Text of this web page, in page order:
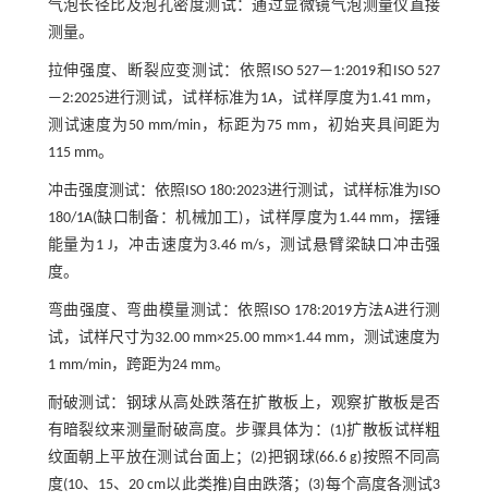
气泡长径比及泡孔密度测试：通过显微镜气泡测量仪直接
测量。
拉伸强度、断裂应变测试：依照ISO 527—1:2019和ISO 527
—2:2025进行测试，试样标准为1A，试样厚度为1.41 mm，
测试速度为50 mm/min，标距为75 mm，初始夹具间距为
115 mm。
冲击强度测试：依照ISO 180:2023进行测试，试样标准为ISO
180/1A(缺口制备：机械加工)，试样厚度为1.44 mm，摆锤
能量为1 J，冲击速度为3.46 m/s，测试悬臂梁缺口冲击强
度。
弯曲强度、弯曲模量测试：依照ISO 178:2019方法A进行测
试，试样尺寸为32.00 mm×25.00 mm×1.44 mm，测试速度为
1 mm/min，跨距为24 mm。
耐破测试：钢球从高处跌落在扩散板上，观察扩散板是否
有暗裂纹来测量耐破高度。步骤具体为：(1)扩散板试样粗
纹面朝上平放在测试台面上；(2)把钢球(66.6 g)按照不同高
度(10、15、20 cm以此类推)自由跌落；(3)每个高度各测试3